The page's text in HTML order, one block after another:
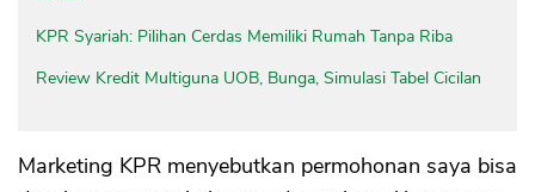
KPR Syariah: Pilihan Cerdas Memiliki Rumah Tanpa Riba
Review Kredit Multiguna UOB, Bunga, Simulasi Tabel Cicilan
Marketing KPR menyebutkan permohonan saya bisa